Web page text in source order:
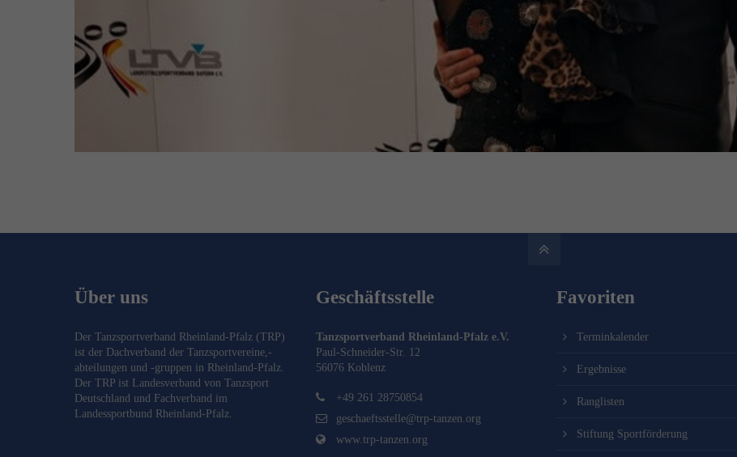
Über uns
Der Tanzsportverband Rheinland-Pfalz (TRP)
ist der Dachverband der Tanzsportvereine,-
abteilungen und -gruppen in Rheinland-Pfalz.
Der TRP ist Landesverband von Tanzsport
Deutschland und Fachverband im
Landessportbund Rheinland-Pfalz
Geschäftsstelle
Tanzsportverband Rheinland-Pfalz e.V.
Paul-Schneider-Str. 12
56076 Koblenz
+49 261 28750854
geschaeftsstelle@trp-tanzen.org
www.trp-tanzen.org
Favoriten
Terminkalender
Ergebnisse
Ranglisten
Stiftung Sportförderung